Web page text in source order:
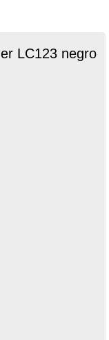
LC123 negro